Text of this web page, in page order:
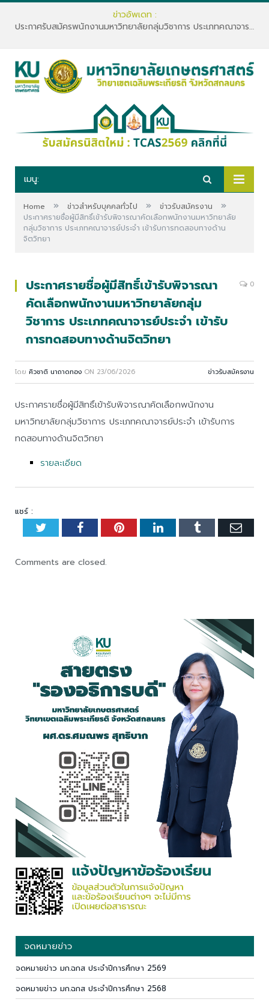
ข่าวอัพเดท :
ประกาศรับสมัครพนักงานมหาวิทยาลัยกลุ่มวิชาการ ประเภทคณาจารย์ประจำ คณะทรัพยากรธรรมชาติและอุตสาหกรรมเกษตร สังกัดภาควิชาเกษตรและทรัพยากร
เมนู:
Home » ข่าวสำหรับบุคคลทั่วไป » ข่าวรับสมัครงาน »
ประกาศรายชื่อผู้มีสิทธิ์เข้ารับพิจารณาคัดเลือกพนักงานมหาวิทยาลัย
กลุ่มวิชาการ ประเภทคณาจารย์ประจำ เข้ารับการทดสอบทางด้าน
จิตวิทยา
ประกาศรายชื่อผู้มีสิทธิ์เข้ารับพิจารณา
คัดเลือกพนักงานมหาวิทยาลัยกลุ่ม
วิชาการ ประเภทคณาจารย์ประจำ เข้ารับ
การทดสอบทางด้านจิตวิทยา
0
โดย ศิวชาติ นาถาดทอง ON 23/06/2026 ข่าวรับสมัครงาน
ประกาศรายชื่อผู้มีสิทธิ์เข้ารับพิจารณาคัดเลือกพนักงาน
มหาวิทยาลัยกลุ่มวิชาการ ประเภทคณาจารย์ประจำ เข้ารับการ
ทดสอบทางด้านจิตวิทยา
รายละเอียด
แชร์ :
TwitterFacebookPinterestLinkedInTumblr
Comments are closed.
จดหมายข่าว
จดหมายข่าว มก.ฉกส ประจำปีการศึกษา 2569
จดหมายข่าว มก.ฉกส ประจำปีการศึกษา 2568